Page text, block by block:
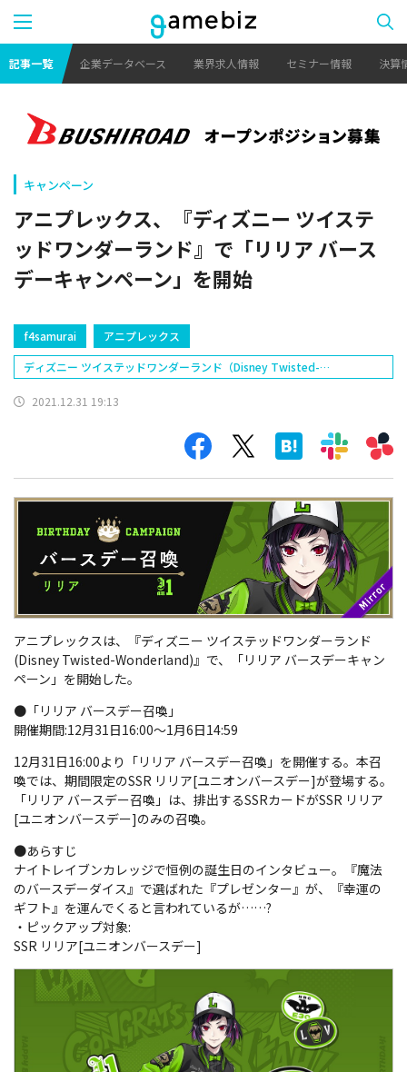
記事一覧 企業データベース 業界求人情報 セミナー情報 決算
キャンペーン
アニプレックス、『ディズニー ツイステ
ッドワンダーランド』で「リリア バース
デーキャンペーン」を開始
f4samurai
アニプレックス
ディズニー ツイステッドワンダーランド（Disney Twisted-
2021.12.31 19:13
アニプレックスは、『ディズニー ツイステッドワンダーランド
(Disney Twisted-Wonderland)』で、「リリア バースデーキャン
ペーン」を開始した。
●「リリア バースデー召喚」
開催期間:12月31日16:00～1月6日14:59
12月31日16:00より「リリア バースデー召喚」を開催する。本召
喚では、期間限定のSSR リリア[ユニオンバースデー]が登場する。
「リリア バースデー召喚」は、排出するSSRカードがSSR リリア
[ユニオンバースデー]のみの召喚。
●あらすじ
ナイトレイブンカレッジで恒例の誕生日のインタビュー。『魔法
のバースデーダイス』で選ばれた『プレゼンター』が、『幸運の
ギフト』を運んでくると言われているが……?
・ピックアップ対象:
SSR リリア[ユニオンバースデー]